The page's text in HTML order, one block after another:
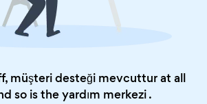
müşteri desteği mevcuttur at all
so is theyardım merkezi.